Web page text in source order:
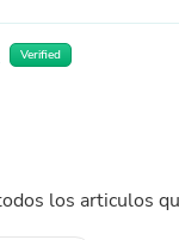
Verified
los articulos